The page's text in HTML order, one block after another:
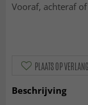
Vooraf, achteraf
PLAATS OP
Beschrijving